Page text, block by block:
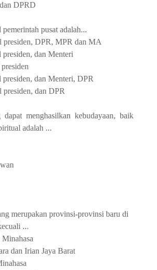
DPRD
pusat adalah...
presiden, DPR, MPR dan MA
presiden, dan Menteri
presiden, dan Menteri, DPR
presiden, dan DPR
dapat menghasilkan kebudayaan, baik
adalah ...
merupakan provinsi-provinsi baru di
...
Minahasa
dan Irian Jaya Barat